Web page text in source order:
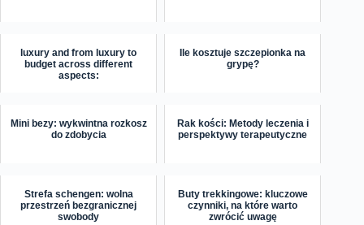
luxury and from luxury to
budget across different
aspects:
Ile kosztuje szczepionka na
grypę?
Mini bezy: wykwintna rozkosz
do zdobycia
Rak kości: Metody leczenia i
perspektywy terapeutyczne
Strefa schengen: wolna
przestrzeń bezgranicznej
swobody
Buty trekkingowe: kluczowe
czynniki, na które warto
zwrócić uwagę